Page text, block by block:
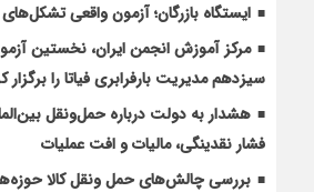
ایستگاه بازرگان؛ آزمون واقعی
مرکز آموزش انجمن ایران، نخستین
سیزدهم مدیریت بارفرابری فیاتا را برگزار
هشدار به دولت درباره حمل‌ونقل
فشار نقدینگی، مالیات و افت عملیات
بررسی چالش‌های حمل ونقل کالا